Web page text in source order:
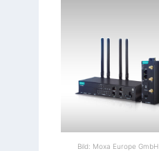
Bild: Moxa Europe GmbH